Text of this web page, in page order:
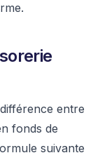
entre
fonds de
suivante